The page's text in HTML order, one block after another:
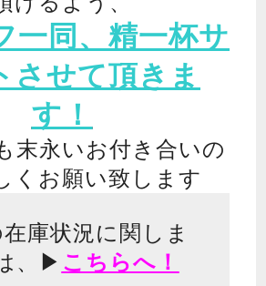
一同、精一杯サ
させて頂きま
す！
末永いお付き合いの
くお願い致します
庫状況に関しま
、▶ こちらへ！